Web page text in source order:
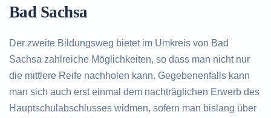
Bad Sachsa
Der zweite Bildungsweg bietet im Umkreis von Bad
Sachsa zahlreiche Möglichkeiten, so dass man nicht nur
die mittlere Reife nachholen kann. Gegebenenfalls kann
man sich auch erst einmal dem nachträglichen Erwerb des
Hauptschulabschlusses widmen, sofern man bislang über